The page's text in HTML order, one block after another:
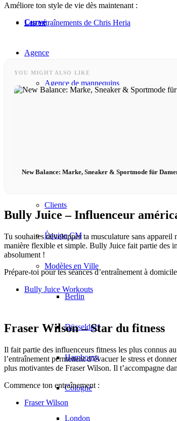
Curvé
Agence
Agence de mannequins
Next Casting
Clients
Équipe CM
Modèles en Ville
Berlin
Düsseldorf
Hambourg
Cologne
London
Améliore ton style de vie dès maintenant :
Les entraînements de Chris Heria
YOU MIGHT ALSO LIKE
New Balance: Marke, Sneaker & Sportmode für
Bully Juice – Influenceur
Tu souhaites développer ta musculature sans
manière flexible et simple. Bully Juice fait partie des
absolument !
Prépare-toi pour tes séances d’entraînement à
Bully Juice Workouts
Fraser Wilson – Star du fitness
Il fait partie des influenceurs fitness les plus connus
l’entraînement permettent d’évacuer le stress et
plus motivantes de Fraser Wilson. Il t’accompagne
Commence ton entraînement :
Fraser Wilson